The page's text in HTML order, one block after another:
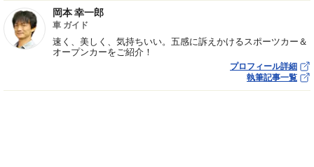
岡本 幸一郎
車 ガイド
速く、美しく、気持ちいい。五感に訴えかけるスポーツカー＆
オープンカーをご紹介！
プロフィール詳細
執筆記事一覧